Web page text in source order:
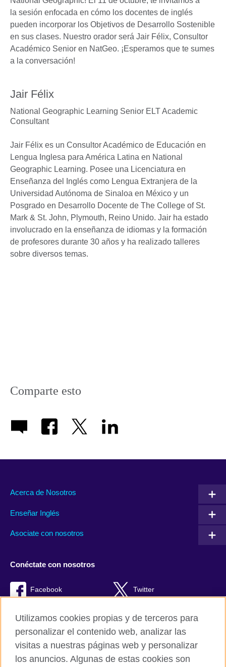
la sesión enfocada en cómo los docentes de inglés
pueden incorporar los Objetivos de Desarrollo Sostenible
en sus clases. Nuestro orador será Jair Félix, Consultor
Académico Senior en NatGeo. ¡Esperamos que te sumes
a la conversación!
Jair Félix
National Geographic Learning Senior ELT Academic
Consultant
Jair Félix es un Consultor Académico de Educación en
Lengua Inglesa para América Latina en National
Geographic Learning. Posee una Licenciatura en
Enseñanza del Inglés como Lengua Extranjera de la
Universidad Autónoma de Sinaloa en México y un
Posgrado en Desarrollo Docente de The College of St.
Mark & St. John, Plymouth, Reino Unido. Jair ha estado
involucrado en la enseñanza de idiomas y la formación
de profesores durante 30 años y ha realizado talleres
sobre diversos temas.
Comparte esto
Acerca de Nosotros
Enseñar Inglés
Asociate con nosotros
Conéctate con nosotros
Facebook Twitter
British Council Global
Utilizamos cookies propias y de terceros para
personalizar el contenido web, analizar las
visitas a nuestras páginas web y personalizar
los anuncios. Algunas de estas cookies son